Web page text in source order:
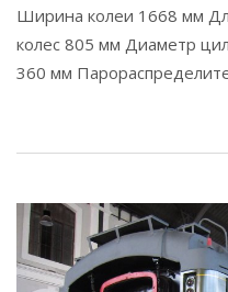
Ширина колеи 1668 мм
колес 805 мм Диаметр
360 мм